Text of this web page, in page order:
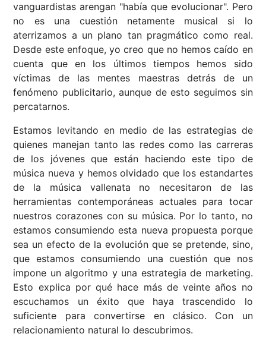
vanguardistas arengan "había que evolucionar". Pero
no es una cuestión netamente musical si lo
aterrizamos a un plano tan pragmático como real.
Desde este enfoque, yo creo que no hemos caído en
cuenta que en los últimos tiempos hemos sido
víctimas de las mentes maestras detrás de un
fenómeno publicitario, aunque de esto seguimos sin
percatarnos.
Estamos levitando en medio de las estrategias de
quienes manejan tanto las redes como las carreras
de los jóvenes que están haciendo este tipo de
música nueva y hemos olvidado que los estandartes
de la música vallenata no necesitaron de las
herramientas contemporáneas actuales para tocar
nuestros corazones con su música. Por lo tanto, no
estamos consumiendo esta nueva propuesta porque
sea un efecto de la evolución que se pretende, sino,
que estamos consumiendo una cuestión que nos
impone un algoritmo y una estrategia de marketing.
Esto explica por qué hace más de veinte años no
escuchamos un éxito que haya trascendido lo
suficiente para convertirse en clásico. Con un
relacionamiento natural lo descubrimos.